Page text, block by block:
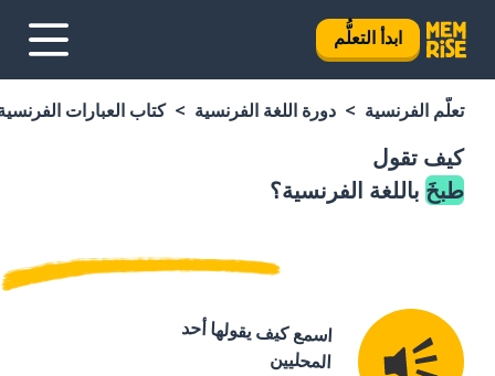
ابدأ التعلُّم
تعلَّم الفرنسية دورة اللغة الفرنسية كتاب العبارات
كيف تقول
طبخَ باللغة الفرنسية؟
اسمع كيف يقولها أحد
المحليين